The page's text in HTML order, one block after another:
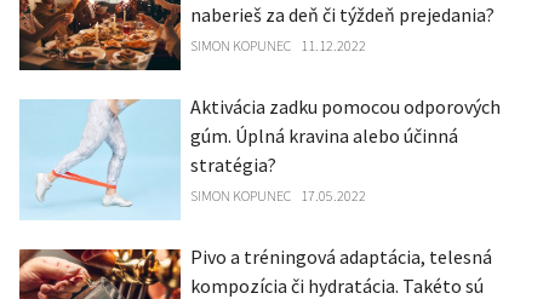
naberieš za deň či týždeň prejedania?
SIMON KOPUNEC 11.12.2022
Aktivácia zadku pomocou odporových
gúm. Úplná kravina alebo účinná
stratégia?
SIMON KOPUNEC 17.05.2022
Pivo a tréningová adaptácia, telesná
kompozícia či hydratácia. Takéto sú